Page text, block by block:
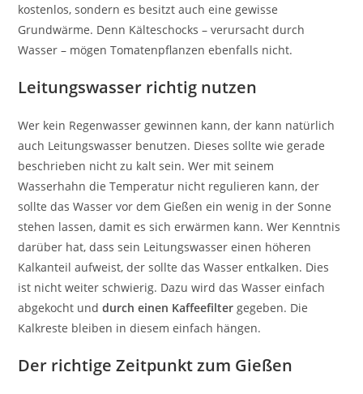
kostenlos, sondern es besitzt auch eine gewisse
Grundwärme. Denn Kälteschocks – verursacht durch
Wasser – mögen Tomatenpflanzen ebenfalls nicht.
Leitungswasser richtig nutzen
Wer kein Regenwasser gewinnen kann, der kann natürlich
auch Leitungswasser benutzen. Dieses sollte wie gerade
beschrieben nicht zu kalt sein. Wer mit seinem
Wasserhahn die Temperatur nicht regulieren kann, der
sollte das Wasser vor dem Gießen ein wenig in der Sonne
stehen lassen, damit es sich erwärmen kann. Wer Kenntnis
darüber hat, dass sein Leitungswasser einen höheren
Kalkanteil aufweist, der sollte das Wasser entkalken. Dies
ist nicht weiter schwierig. Dazu wird das Wasser einfach
abgekocht unddurch einen Kaffeefilter gegeben. Die
Kalkreste bleiben in diesem einfach hängen.
Der richtige Zeitpunkt zum Gießen